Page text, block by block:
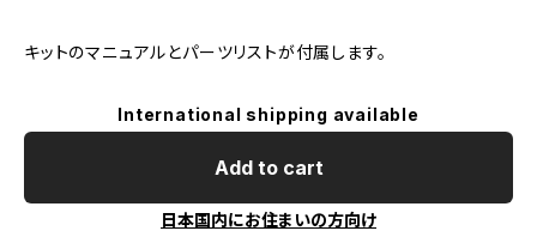
キットのマニュアルとパーツリストが付属します。
International shipping available
Add to cart
日本国内にお住まいの方向け